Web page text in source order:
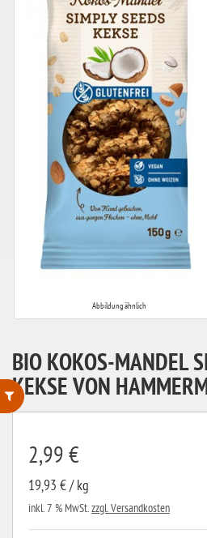
laktosefrei
ohne Hefe
Abbildung ähnlich
BIO KOKOS-MANDEL
KEKSE VON
2,99 €
19,93 € / kg
inkl. 7 % MwSt.zzgl. Versandkosten